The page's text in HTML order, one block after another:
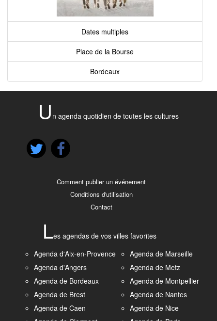
Dates multiples
Place de la Bourse
Bordeaux
U n agenda quotidien de toutes les cultures
Comment publier un événement
Conditions d'utilisation
Contact
Les agendas de vos villes favorites
Agenda d'Aix-en-Provence
Agenda d'Angers
Agenda de Bordeaux
Agenda de Brest
Agenda de Caen
Agenda de Marseille
Agenda de Metz
Agenda de Montpellier
Agenda de Nantes
Agenda de Nice